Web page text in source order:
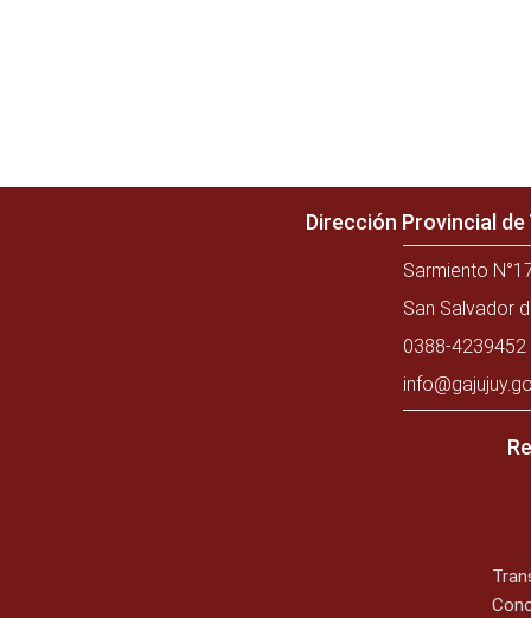
Dirección Provincial
Sarmiento
San Salvador
0388-